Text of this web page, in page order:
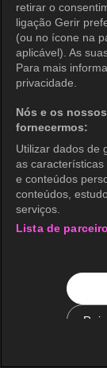
retirar o
ligação Gerir
(ou no ícone na
aplicável). As
Para mais
privacidade.
Nós e os
fornecermos:
Utilizar dados de
as características
e conteúdos
conteúdos,
serviços.
Lista de